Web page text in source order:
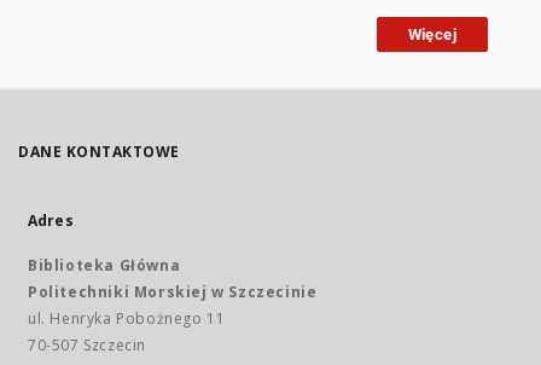
Więcej
DANE KONTAKTOWE
Adres
Biblioteka Główna
Politechniki Morskiej w Szczecinie
ul. Henryka Pobożnego 11
70-507 Szczecin